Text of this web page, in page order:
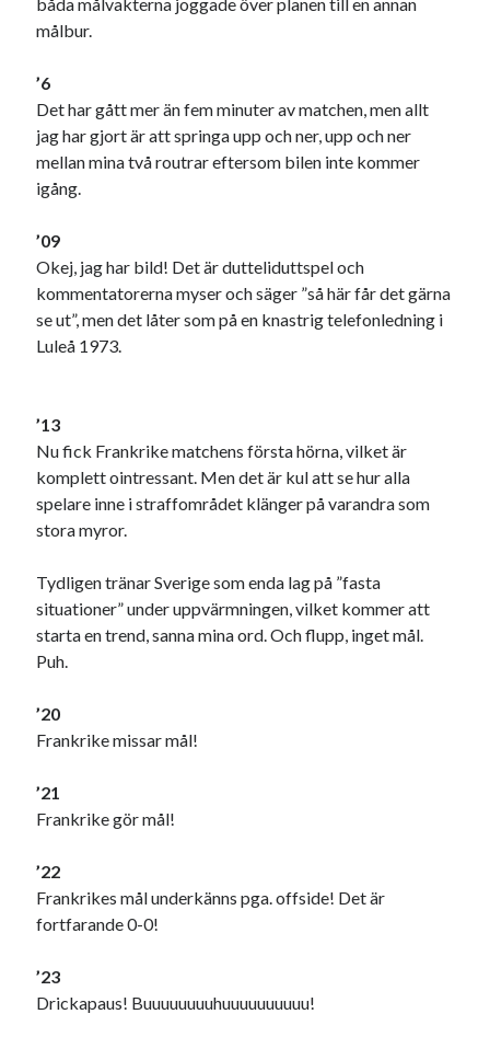
målbur.
’6
Det har gått mer än fem minuter av matchen, men allt
jag har gjort är att springa upp och ner, upp och ner
mellan mina två routrar eftersom bilen inte kommer
igång.
’09
Okej, jag har bild! Det är dutteliduttspel och
kommentatorerna myser och säger ”så här får det gärna
se ut”, men det låter som på en knastrig telefonledning i
Luleå 1973.
’13
Nu fick Frankrike matchens första hörna, vilket är
komplett ointressant. Men det är kul att se hur alla
spelare inne i straffområdet klänger på varandra som
stora myror.
Tydligen tränar Sverige som enda lag på ”fasta
situationer” under uppvärmningen, vilket kommer att
starta en trend, sanna mina ord. Och flupp, inget mål.
Puh.
’20
Frankrike missar mål!
’21
Frankrike gör mål!
’22
Frankrikes mål underkänns pga. offside! Det är
fortfarande 0-0!
’23
Drickapaus! Buuuuuuuuhuuuuuuuuuu!